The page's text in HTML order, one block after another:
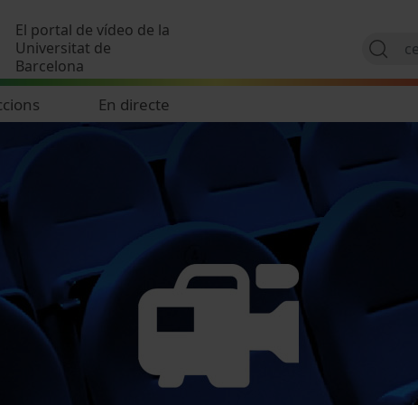
El portal de vídeo de la
Universitat de
Barcelona
En directe